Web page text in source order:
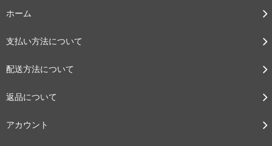
ホーム
支払い方法について
配送方法について
返品について
アカウント